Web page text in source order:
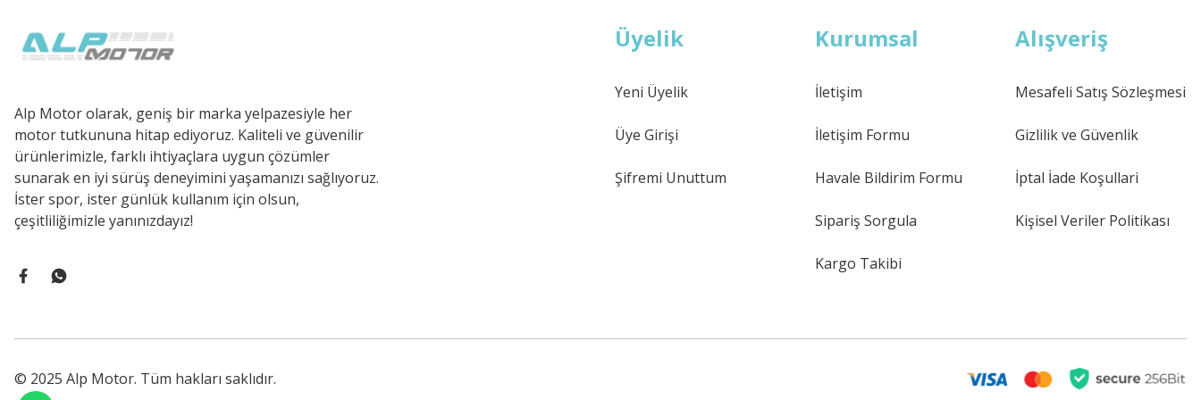
Alp Motor olarak, geniş bir marka yelpazesiyle her
motor tutkununa hitap ediyoruz. Kaliteli ve güvenilir
ürünlerimizle, farklı ihtiyaçlara uygun çözümler
sunarak en iyi sürüş deneyimini yaşamanızı sağlıyoruz.
İster spor, ister günlük kullanım için olsun,
çeşitliliğimizle yanınızdayız!
Üyelik
Yeni Üyelik
Üye Girişi
Şifremi Unuttum
Kurumsal
İletişim
İletişim Formu
Havale Bildirim Formu
Sipariş Sorgula
Kargo Takibi
Alışveriş
Mesafeli Satış Sözleşmesi
Gizlilik ve Güvenlik
İptal İade Koşullari
Kişisel Veriler Politikası
© 2025 Alp Motor. Tüm hakları saklıdır.